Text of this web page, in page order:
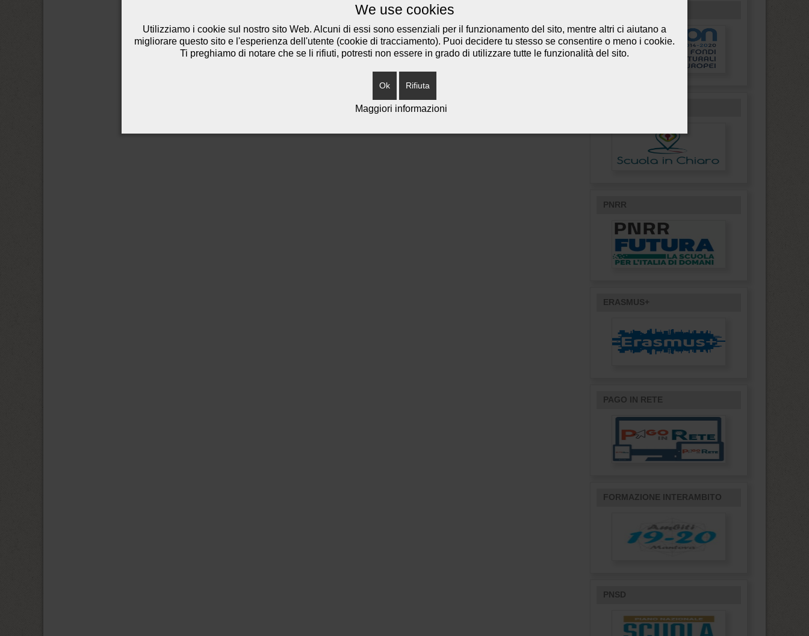
PNRR
ERASMUS+
PAGO IN RETE
FORMAZIONE INTERAMBITO
PNSD
We use cookies
Utilizziamo i cookie sul nostro sito Web. Alcuni di essi sono essenziali per il funzionamento del sito, mentre altri ci aiutano a
migliorare questo sito e l'esperienza dell'utente (cookie di tracciamento). Puoi decidere tu stesso se consentire o meno i cookie.
Ti preghiamo di notare che se li rifiuti, potresti non essere in grado di utilizzare tutte le funzionalità del sito.
Ok Rifiuta
Maggiori informazioni